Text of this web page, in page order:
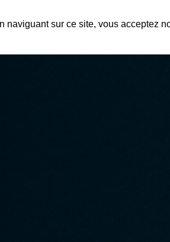
naviguant sur ce site, vous acceptez